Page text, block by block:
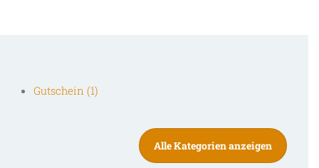
Gutschein (1)
Alle Kategorien anzeigen